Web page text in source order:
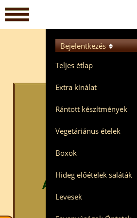
Bejelentkezés
Teljes étlap
Extra kínálat
Rántott készítmények
Vegetáriánus ételek
Boxok
Hideg előételek saláták
Levesek
A többi